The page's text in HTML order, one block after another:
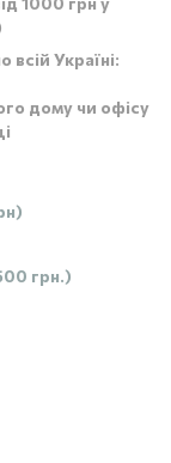
Україні:
дому чи офісу
грн.)